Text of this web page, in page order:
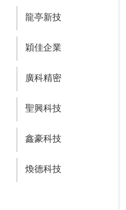
龍亭新技
穎佳企業
廣科精密
聖興科技
鑫豪科技
煥德科技